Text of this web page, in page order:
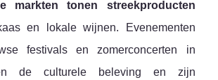
markten tonen streekproducten
en lokale wijnen. Evenementen
festivals en zomerconcerten in
de culturele beleving en zijn